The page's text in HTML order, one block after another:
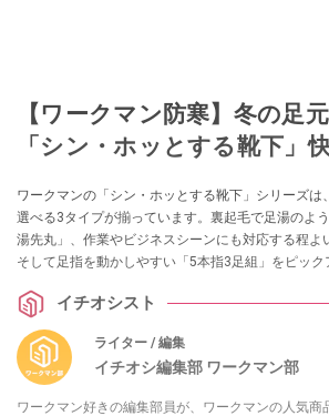
【ワークマン防寒】冬の足
「シン・ホッとする靴下」
ワークマンの「シン・ホッとする靴下」シリーズは
選べる3タイプが揃っています。裏起毛で足湯のよ
湯先丸」、作業やビジネスシーンにも対応する程よ
そして足指を動かしやすい「5本指3足組」をピック
イチオシスト
ライター / 編集
イチオシ編集部 ワークマン部
ワークマン好きの編集部員が、ワークマンの人気商